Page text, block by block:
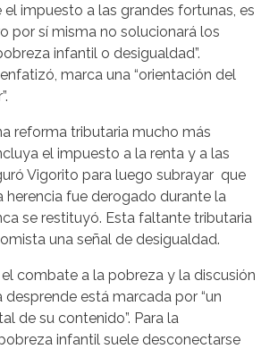
el impuesto a las grandes fortunas, es
por sí misma no solucionará los
infantil o desigualdad”.
marca una “orientación del
reforma tributaria mucho más
el impuesto a la renta y a las
Vigorito para luego subrayar que
herencia fue derogado durante la
se restituyó. Esta faltante tributaria
una señal de desigualdad.
combate a la pobreza y la discusión
está marcada por “un
de su contenido”. Para la
infantil suele desconectarse